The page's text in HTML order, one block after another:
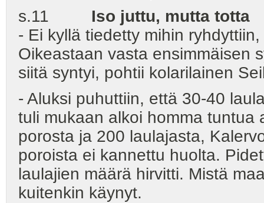
s.11 Iso juttu, mutta totta
- Ei kyllä tiedetty mihin
Oikeastaan vasta ensimmäisen
siitä syntyi, pohtii kolarilainen
- Aluksi puhuttiin, että 30-40
tuli mukaan alkoi homma
porosta ja 200 laulajasta,
poroista ei kannettu huolta.
laulajien määrä hirvitti. Mistä
kuitenkin käynyt.